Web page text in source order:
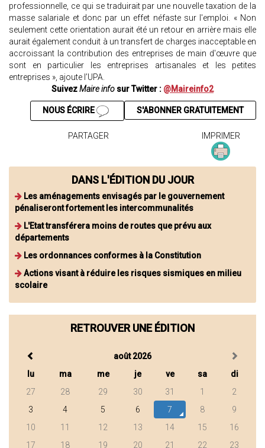
professionnelle, ce qui se traduirait par une nouvelle taxation de la
masse salariale et donc par un effet néfaste sur l'emploi. « Non
seulement cette orientation aurait été un retour en arrière mais elle
aurait également conduit à un transfert de charges inacceptable en
accroissant la contribution des entreprises de main d'œuvre que
sont en particulier les entreprises artisanales et les petites
entreprises », ajoute l’UPA.
SuivezMaire info sur Twitter : @Maireinfo2
S'ABONNER GRATUITEMENT
NOUS ÉCRIRE
PARTAGER IMPRIMER
DANS L'ÉDITION DU JOUR
Les aménagements envisagés par le gouvernement
pénaliseront fortement les intercommunalités
L'Etat transférera moins de routes que prévu aux
départements
Les ordonnances conformes à la Constitution
Actions visant à réduire les risques sismiques en milieu
scolaire
RETROUVER UNE ÉDITION
août 2026
lu
ma me je ve sa
di
27
28 29 30 31 1
2
3
4 5 6 7 8
9
10
11 12 13 14 15
16
17
18 19 20 21 22 23